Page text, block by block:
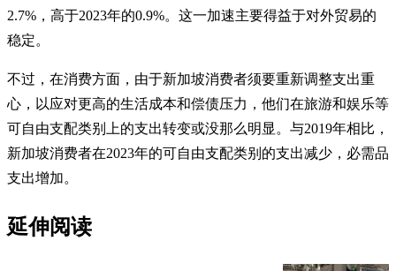
2.7%，高于2023年的0.9%。这一加速主要得益于对外贸易的
稳定。
不过，在消费方面，由于新加坡消费者须要重新调整支出重
心，以应对更高的生活成本和偿债压力，他们在旅游和娱乐等
可自由支配类别上的支出转变或没那么明显。与2019年相比，
新加坡消费者在2023年的可自由支配类别的支出减少，必需品
支出增加。
延伸阅读